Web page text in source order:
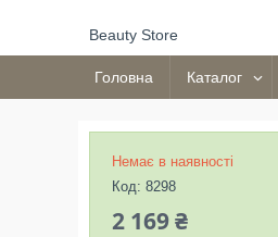
Beauty Store
Головна Каталог
Немає в наявності
Код: 8298
2 169 ₴